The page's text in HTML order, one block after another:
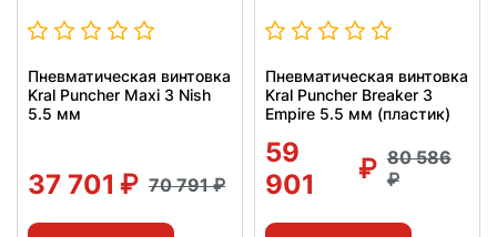
Пневматическая винтовка
Kral Puncher Maxi 3 Nish
5.5 мм
37 701 70 791
Пневматическая винтовка
Kral Puncher Breaker 3
Empire 5.5 мм (пластик)
59
901
80 586